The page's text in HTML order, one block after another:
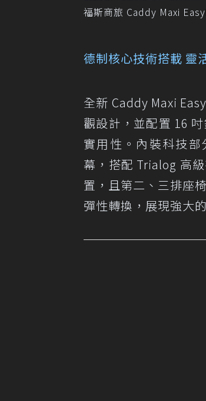
福斯商旅 Caddy Maxi
德制核心技術搭載 靈
全新 Caddy Maxi
觀設計，並配置 16
實用性。內裝科技
幕，搭配 Trialog 高
置，且第二、三排座
彈性轉換，展現強大